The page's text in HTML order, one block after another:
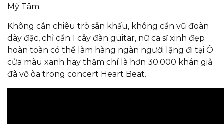
Mỹ Tâm.
Không cần chiêu trò sân khấu, không cần vũ đoàn
dày đặc, chỉ cần 1 cây đàn guitar, nữ ca sĩ xinh đẹp
hoàn toàn có thể làm hàng ngàn người lặng đi tại Ô
cửa màu xanh hay thậm chí là hơn 30.000 khán giả
đã vỡ òa trong concert Heart Beat.